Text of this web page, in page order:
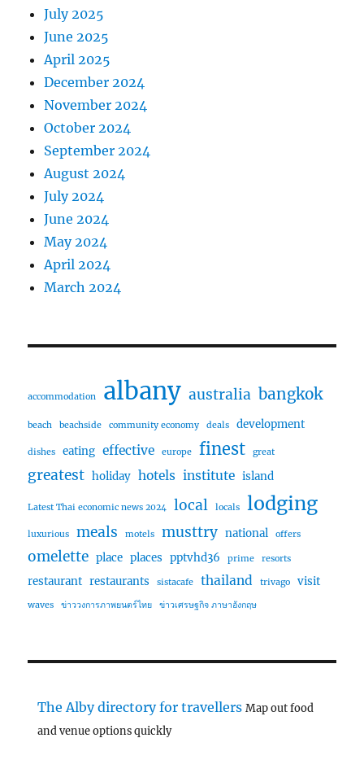
July 2025
June 2025
April 2025
December 2024
November 2024
October 2024
September 2024
August 2024
July 2024
June 2024
May 2024
April 2024
March 2024
accommodation albany australia bangkok
beach beachside community economy deals development
dishes eating effective europe finest great
greatest holiday hotels institute island
Latest Thai economic news 2024 local locals lodging
luxurious meals motels musttry national offers
omelette place places pptvhd36 prime resorts
restaurant restaurants sistacafe thailand trivago visit
waves ข่าววงการภาพยนตร์ไทย ข่าวเศรษฐกิจ ภาษาอังกฤษ
The Alby directory for travellers Map out food
and venue options quickly